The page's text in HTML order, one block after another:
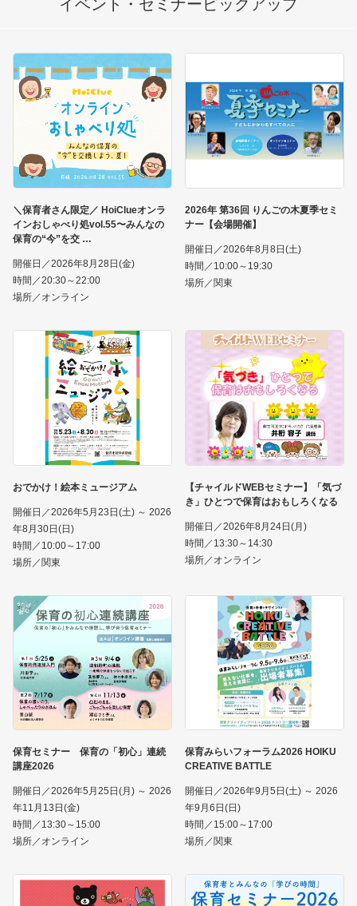
イベント・セミナー ピックアップ
＼保育者さん限定／ HoiClueオンラ
インおしゃべり処vol.55〜みんなの
保育の“今”を交
開催日／2026年8月28日(金)
時間／20:30～22:00
場所／オンライン
2026年 第36回 りんごの木夏季セミ
ナー【会場開催】
開催日／2026年8月8日(土)
時間／10:00～19:30
場所／関東
おでかけ！絵本ミュージアム
開催日／2026年5月23日(土) ～ 2026
年8月30日(日)
時間／10:00～17:00
場所／関東
【チャイルドWEBセミナー】「気づ
き」ひとつで保育はおもしろくなる
開催日／2026年8月24日(月)
時間／13:30～14:30
場所／オンライン
保育セミナー 保育の「初心」連続
講座2026
開催日／2026年5月25日(月) ～ 2026
年11月13日(金)
時間／13:30～15:00
場所／オンライン
保育みらいフォーラム2026 HOIKU
CREATIVE BATTLE
開催日／2026年9月5日(土) ～ 2026
年9月6日(日)
時間／15:00～17:00
場所／関東